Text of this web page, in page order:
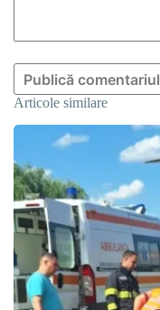
Publică comentariul
Articole similare